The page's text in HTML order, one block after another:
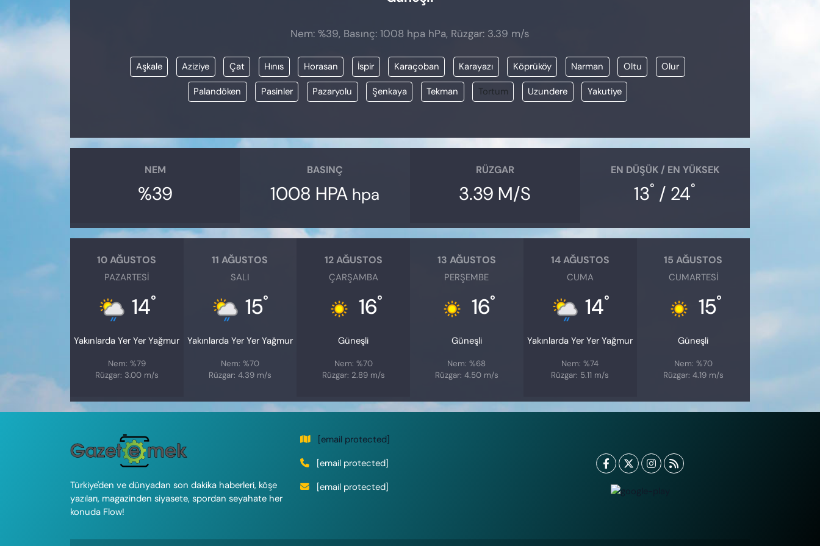
Nem: %39, Basınç: 1008 hpa hPa, Rüzgar: 3.39 m/s
Aşkale Aziziye Çat Hınıs Horasan İspir Karaçoban Karayazı Köprüköy Narman Oltu Olur
Palandöken Pasinler Pazaryolu Şenkaya Tekman Tortum Uzundere Yakutiye
NEM
%39
BASINÇ
1008 HPA hpa
RÜZGAR
3.39 M/S
EN DÜŞÜK / EN YÜKSEK
13° / 24°
10 AĞUSTOS
PAZARTESI
14°
Yakınlarda Yer Yer Yağmur
Nem: %79
Rüzgar: 3.00 m/s
11 AĞUSTOS
SALI
15°
Yakınlarda Yer Yer Yağmur
Nem: %70
Rüzgar: 4.39 m/s
12 AĞUSTOS
ÇARŞAMBA
16°
Güneşli
Nem: %70
Rüzgar: 2.89 m/s
13 AĞUSTOS
PERŞEMBE
16°
Güneşli
Nem: %68
Rüzgar: 4.50 m/s
14 AĞUSTOS
CUMA
14°
Yakınlarda Yer Yer Yağmur
Nem: %74
Rüzgar: 5.11 m/s
15 AĞUSTOS
CUMARTESI
15°
Güneşli
Nem: %70
Rüzgar: 4.19 m/s
Türkiye'den ve dünyadan son dakika haberleri, köşe
yazıları, magazinden siyasete, spordan seyahate her
konuda Flow!
[email protected]
[email protected]
[email protected]
VAN VE DİYARBAKIR HABERLERİ